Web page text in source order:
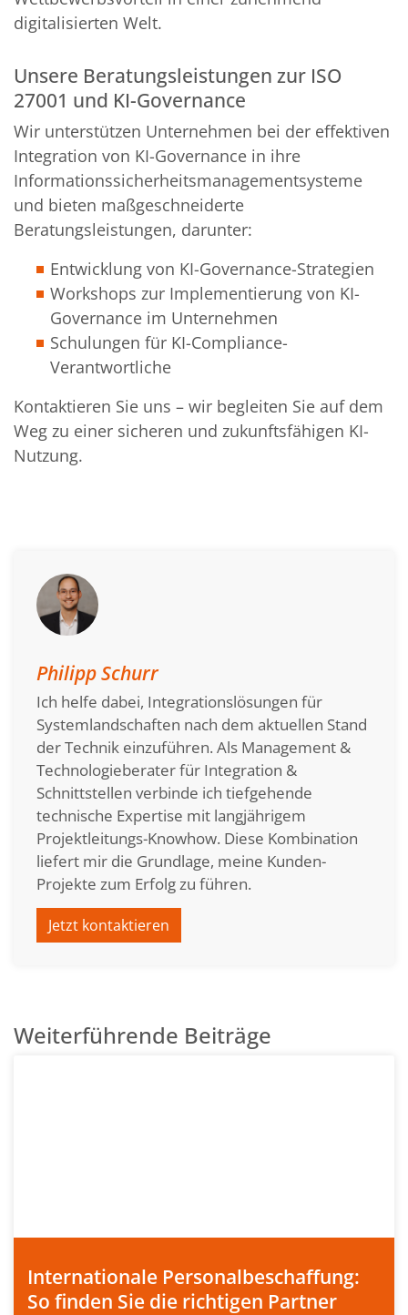
digitalisierten Welt.
Unsere Beratungsleistungen zur ISO
27001 und KI-Governance
Wir unterstützen Unternehmen bei der effektiven
Integration von KI-Governance in ihre
Informationssicherheitsmanagementsysteme
und bieten maßgeschneiderte
Beratungsleistungen, darunter:
Entwicklung von KI-Governance-Strategien
Workshops zur Implementierung von KI-
Governance im Unternehmen
Schulungen für KI-Compliance-
Verantwortliche
Kontaktieren Sie uns – wir begleiten Sie auf dem
Weg zu einer sicheren und zukunftsfähigen KI-
Nutzung.
Philipp Schurr
Ich helfe dabei, Integrationslösungen für
Systemlandschaften nach dem aktuellen Stand
der Technik einzuführen. Als Management &
Technologieberater für Integration &
Schnittstellen verbinde ich tiefgehende
technische Expertise mit langjährigem
Projektleitungs-Knowhow. Diese Kombination
liefert mir die Grundlage, meine Kunden-
Projekte zum Erfolg zu führen.
Jetzt kontaktieren
Weiterführende Beiträge
Internationale Personalbeschaffung:
So finden Sie die richtigen Partner